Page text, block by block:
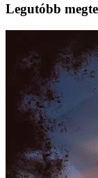
Legutóbb